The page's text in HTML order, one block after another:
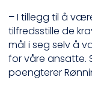
– I tillegg til å
tilfredsstille de
mål i seg selv å
for våre ansatte.
poengterer